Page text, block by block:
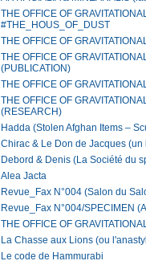
THE OFFICE OF
#THE_HOUS_OF_DUST
THE OFFICE OF
THE OFFICE OF
(PUBLICATION)
THE OFFICE OF
THE OFFICE OF
(RESEARCH)
Hadda (Stolen Afghan Items –
Chirac & Le Don de Jacques (un
Debord & Denis (La Société du
Alea Jacta
Revue_Fax N°004 (Salon du
Revue_Fax N°004/SPECIMEN
THE OFFICE OF
La Chasse aux Lions (ou
Le code de Hammurabi